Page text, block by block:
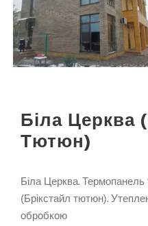
Біла Церква
Тютюн)
Біла Церква.
(Брікстайл тютюн).
обробкою